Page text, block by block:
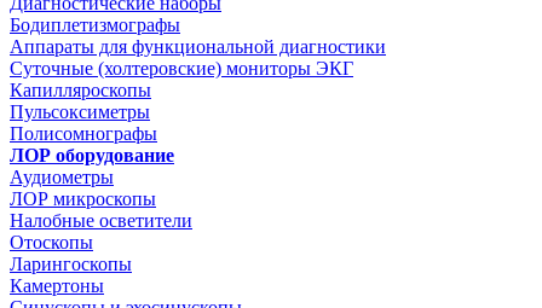
Бодиплетизмографы
Аппараты для функциональной диагностики
Суточные (холтеровские) мониторы ЭКГ
Капилляроскопы
Пульсоксиметры
Полисомнографы
ЛОР оборудование
Аудиометры
ЛОР микроскопы
Налобные осветители
Отоскопы
Ларингоскопы
Камертоны